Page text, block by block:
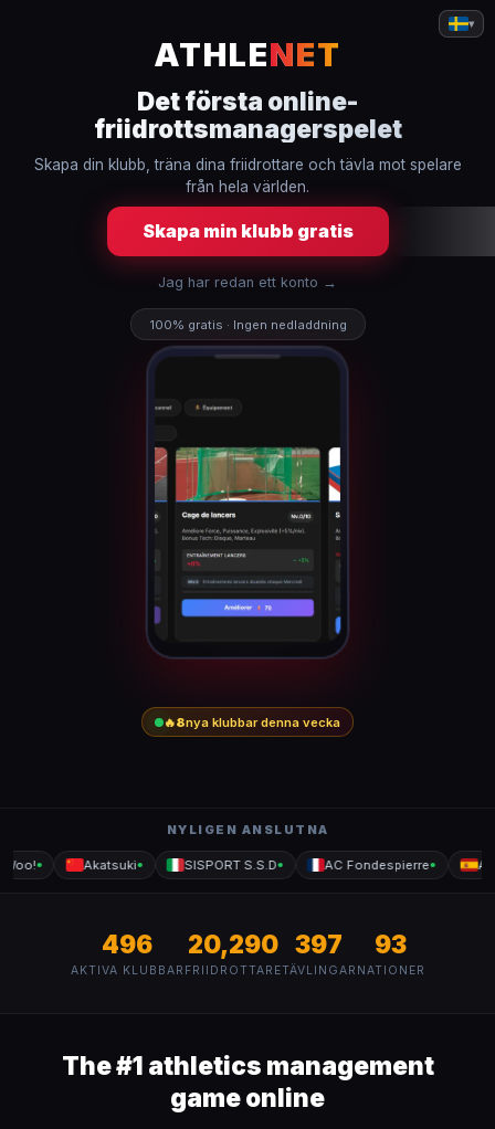
▾
ATHLENET
Det första online-
friidrottsmanagerspelet
Skapa din klubb, träna dina friidrottare och tävla mot spelare
från hela världen.
Skapa min klubb gratis
Jag har redan ett konto →
100% gratis · Ingen nedladdning
🔥8nya klubbar denna vecka
NYLIGEN ANSLUTNA
● Akatsuki● SISPORT S.S.D ● AC Fondespierre● Allo
496
AKTIVA KLUBBAR
20,290
FRIIDROTTARE
397
TÄVLINGAR
93
NATIONER
The #1 athletics management
game online